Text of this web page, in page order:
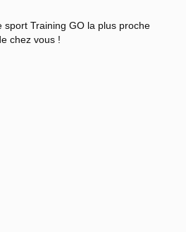
sport Training GO la plus proche
chez vous !